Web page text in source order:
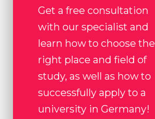
Get a free consultation
with our specialist and
learn how to choose the
right place and field of
study, as well as how to
successfully apply to a
university in Germany!